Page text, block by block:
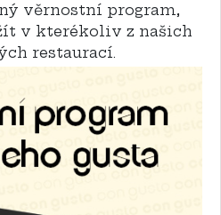
věrnostní program,
v kterékoliv z našich
restaurací.